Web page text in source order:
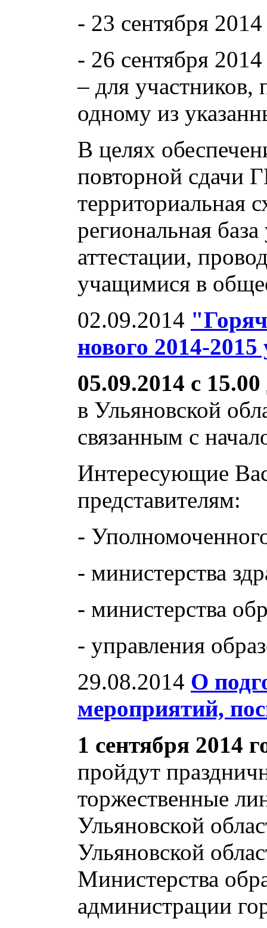
- 23 сентября
- 26 сентября
– для участников,
одному из
В целях
повторной сдачи
территориальная
региональная
аттестации,
учащимися в
02.09.2014
нового 2014-2015
05.09.2014 с
в Ульяновской
связанным с
Интересующие
представителям:
-
- министерства
- министерства
- управления
29.08.2014 О
мероприятий,
1 сентября 2014
пройдут
торжественные
Ульяновской
Ульяновской
Министерства
администрации